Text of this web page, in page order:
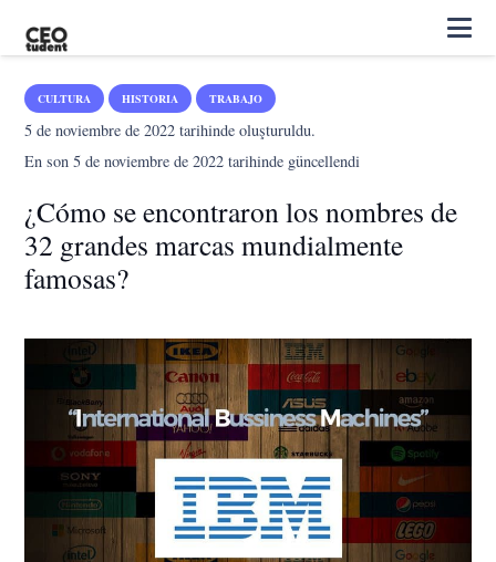
CULTURA HISTORIA TRABAJO
5 de noviembre de 2022 tarihinde oluşturuldu.
En son5 de noviembre de 2022 tarihinde güncellendi
¿Cómo se encontraron los nombres de
32 grandes marcas mundialmente
famosas?